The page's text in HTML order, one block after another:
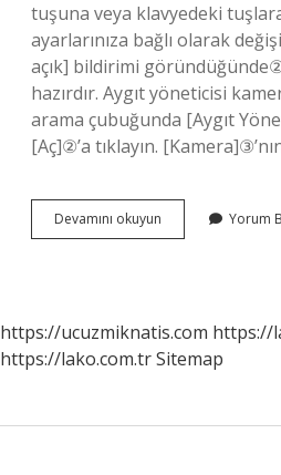
tuşuna veya klavyedeki
ayarlarınıza bağlı olarak
açık] bildirimi
hazırdır. Aygıt yöneticisi
arama çubuğunda [Aygıt
[Aç]②’a tıklayın.
Devamını okuyun Windows
Kamera
Yorum
https://ucuzmiknatis.com https://
https://lako.com.trSitemap